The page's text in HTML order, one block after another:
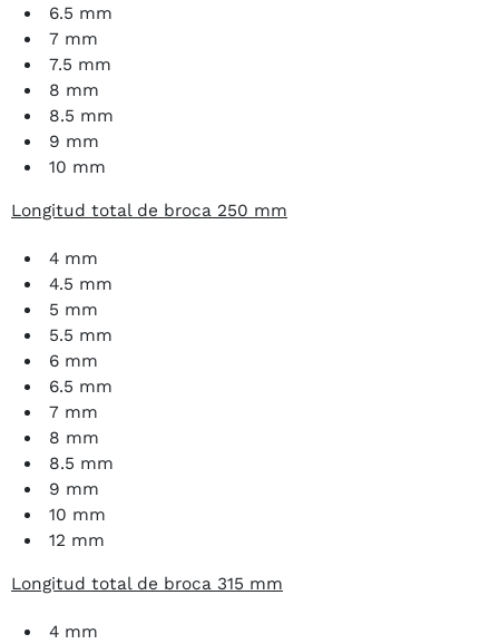
6.5 mm
7 mm
7.5 mm
8 mm
8.5 mm
9 mm
10 mm
Longitud total de broca 250 mm
4 mm
4.5 mm
5 mm
5.5 mm
6 mm
6.5 mm
7 mm
8 mm
8.5 mm
9 mm
10 mm
12 mm
Longitud total de broca 315 mm
4 mm